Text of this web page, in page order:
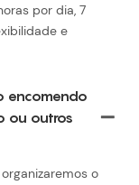
por dia, 7
e
encomendo
ou outros
o